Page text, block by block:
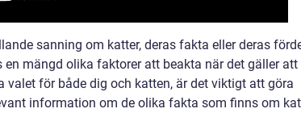
sanning om katter, deras fakta eller deras
mängd olika faktorer att beakta när det gäller
för både dig och katten, är det viktigt att göra
information om de olika fakta som finns om